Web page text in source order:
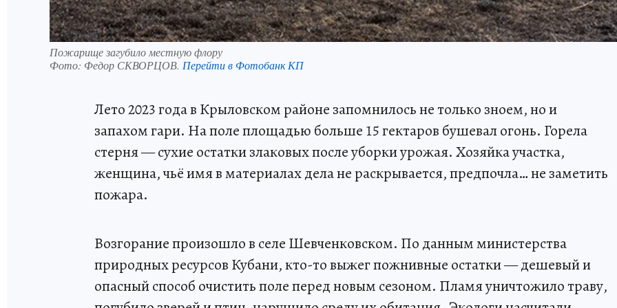
Пожарище загубило местную флору
Фото: Федор СКВОРЦОВ. Перейти в Фотобанк КП
Лето 2023 года в Крыловском районе запомнилось не только зноем, но и
запахом гари. На поле площадью больше 15 гектаров бушевал огонь. Горела
стерня — сухие остатки злаковых после уборки урожая. Хозяйка участка,
женщина, чьё имя в материалах дела не раскрывается, предпочла… не заметить
пожара.
Возгорание произошло в селе Шевченковском. По данным министерства
природных ресурсов Кубани, кто-то выжег пожнивные остатки — дешевый и
опасный способ очистить поле перед новым сезоном. Пламя уничтожило траву,